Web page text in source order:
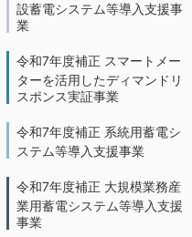
設蓄電システム等導入支援事
業
令和7年度補正 スマートメー
ターを活用したディマンドリ
スポンス実証事業
令和7年度補正 系統用蓄電シ
ステム等導入支援事業
令和7年度補正 大規模業務産
業用蓄電システム等導入支援
事業